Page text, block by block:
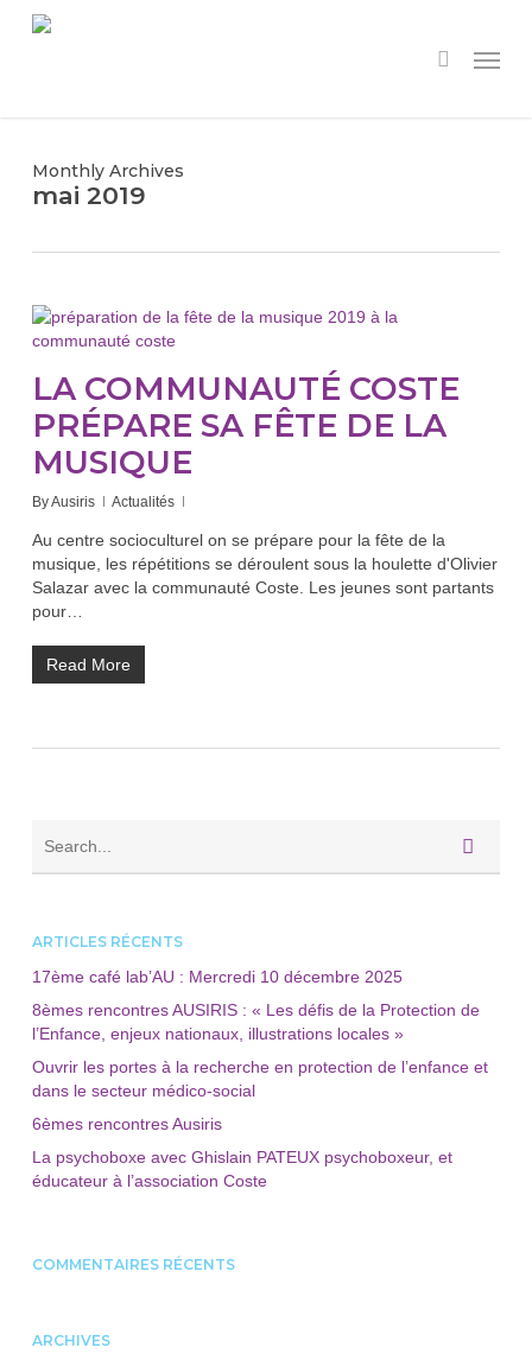
search
Monthly Archives
mai 2019
LA COMMUNAUTÉ COSTE
PRÉPARE SA FÊTE DE LA
MUSIQUE
ByAusiris Actualités
Au centre socioculturel on se prépare pour la fête de la
musique, les répétitions se déroulent sous la houlette d'Olivier
Salazar avec la communauté Coste. Les jeunes sont partants
pour…
Read More
ARTICLES RÉCENTS
17ème café lab’AU : Mercredi 10 décembre 2025
8èmes rencontres AUSIRIS : « Les défis de la Protection de
l’Enfance, enjeux nationaux, illustrations locales »
Ouvrir les portes à la recherche en protection de l’enfance et
dans le secteur médico-social
6èmes rencontres Ausiris
La psychoboxe avec Ghislain PATEUX psychoboxeur, et
éducateur à l’association Coste
COMMENTAIRES RÉCENTS
ARCHIVES